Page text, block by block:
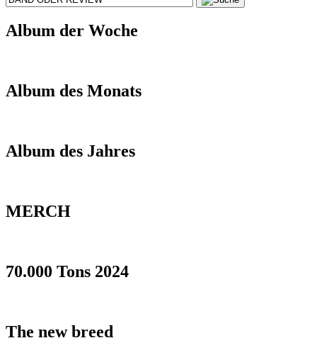
Album der Woche
Album des Monats
Album des Jahres
MERCH
70.000 Tons 2024
The new breed